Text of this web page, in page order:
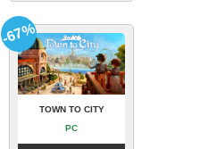
TOWN TO CITY
PC
-67%